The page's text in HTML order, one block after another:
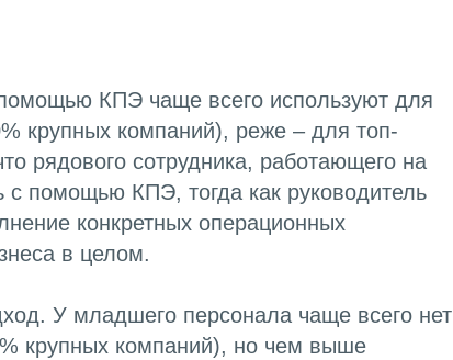
КПЭ чаще всего используют для
крупных компаний), реже – для топ-
рядового сотрудника, работающего на
помощью КПЭ, тогда как руководитель
конкретных операционных
в целом.
У младшего персонала чаще всего нет
крупных компаний), но чем выше